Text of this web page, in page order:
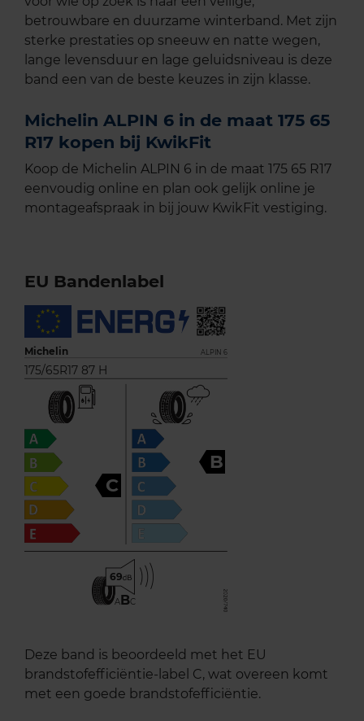
betrouwbare en duurzame winterband. Met zijn
sterke prestaties op sneeuw en natte wegen,
lange levensduur en lage geluidsniveau is deze
band een van de beste keuzes in zijn klasse.
Michelin ALPIN 6 in de maat 175 65
R17 kopen bij KwikFit
Koop de Michelin ALPIN 6 in de maat 175 65 R17
eenvoudig online en plan ook gelijk online je
montageafspraak in bij jouw KwikFit vestiging.
EU Bandenlabel
Michelin ALPIN 6
175/65R17 87 H
C
B
69
ABC
Deze band is beoordeeld met het EU
brandstofefficiëntie-label C, wat overeen komt
met een goede brandstofefficiëntie.